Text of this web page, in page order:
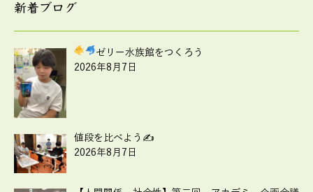
新着ブログ
ゼリー水族館をつくろう
2026年8月7日
値段を比べよう✍
2026年8月7日